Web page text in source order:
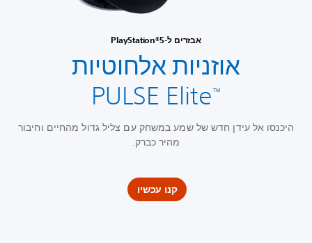
אבזרים ל-PlayStation®5
אוזניות אלחוטיות
PULSE Elite™
היכנסו אל עידן חדש של שמע במשחק עם צליל גדול מהחיים וחיבור
מהיר כברק.
קנו עכשיו